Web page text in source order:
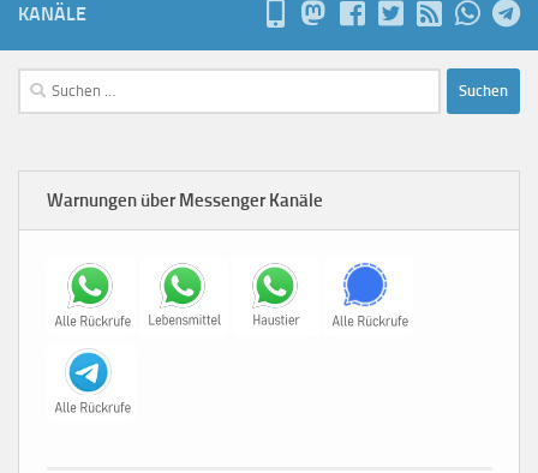
KANÄLE
Suchen
nach:
Warnungen über Messenger Kanäle